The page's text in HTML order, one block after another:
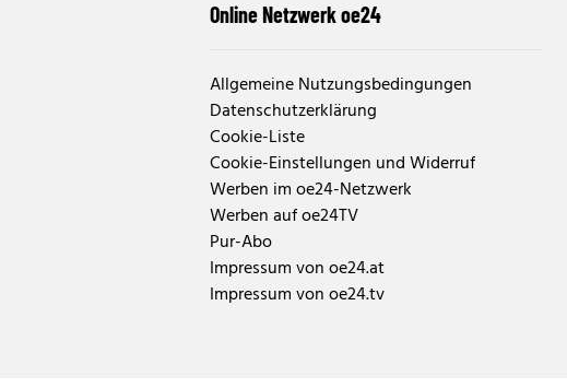
Online Netzwerk oe24
Allgemeine Nutzungsbedingungen
Datenschutzerklärung
Cookie-Liste
Cookie-Einstellungen und Widerruf
Werben im oe24-Netzwerk
Werben auf oe24TV
Pur-Abo
Impressum von oe24.at
Impressum von oe24.tv